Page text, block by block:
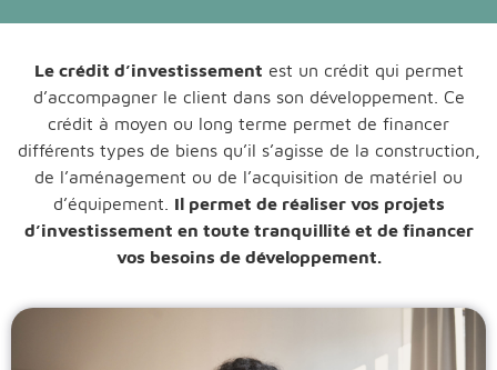
Le crédit d’investissement est un crédit qui permet
d’accompagner le client dans son développement. Ce
crédit à moyen ou long terme permet de financer
différents types de biens qu’il s’agisse de la construction,
de l’aménagement ou de l’acquisition de matériel ou
d’équipement. Il permet de réaliser vos projets
d’investissement en toute tranquillité et de financer
vos besoins de développement.